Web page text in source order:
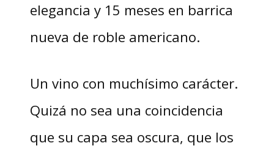
elegancia y 15 meses en barrica
nueva de roble americano.
Un vino con muchísimo carácter.
Quizá no sea una coincidencia
que su capa sea oscura, que los